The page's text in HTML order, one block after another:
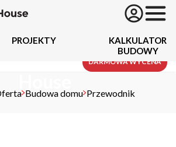
PROJEKTY
KALKULATOR
BUDOWY
domu z New-
Budowa domu Przewodnik
DARMOWA WYCENA